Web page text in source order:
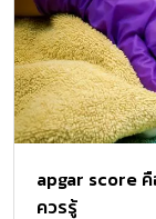
apgar score คื
ควรรู้